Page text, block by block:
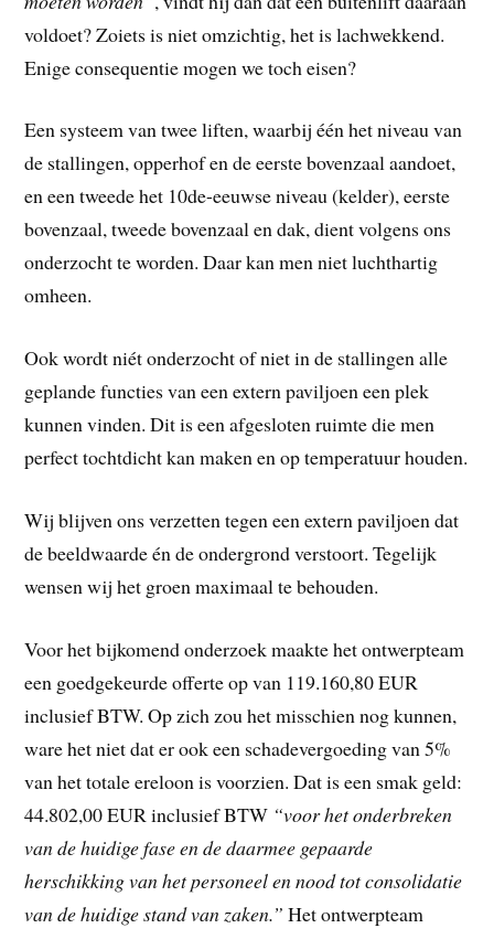
voldoet? Zoiets is niet omzichtig, het is lachwekkend.
Enige consequentie mogen we toch eisen?
Een systeem van twee liften, waarbij één het niveau van
de stallingen, opperhof en de eerste bovenzaal aandoet,
en een tweede het 10de-eeuwse niveau (kelder), eerste
bovenzaal, tweede bovenzaal en dak, dient volgens ons
onderzocht te worden. Daar kan men niet luchthartig
omheen.
Ook wordt niét onderzocht of niet in de stallingen alle
geplande functies van een extern paviljoen een plek
kunnen vinden. Dit is een afgesloten ruimte die men
perfect tochtdicht kan maken en op temperatuur houden.
Wij blijven ons verzetten tegen een extern paviljoen dat
de beeldwaarde én de ondergrond verstoort. Tegelijk
wensen wij het groen maximaal te behouden.
Voor het bijkomend onderzoek maakte het ontwerpteam
een goedgekeurde offerte op van 119.160,80 EUR
inclusief BTW. Op zich zou het misschien nog kunnen,
ware het niet dat er ook een schadevergoeding van 5%
van het totale ereloon is voorzien. Dat is een smak geld:
44.802,00 EUR inclusief BTW “voor het onderbreken
van de huidige fase en de daarmee gepaarde
herschikking van het personeel en nood tot consolidatie
van de huidige stand van zaken.”Het ontwerpteam